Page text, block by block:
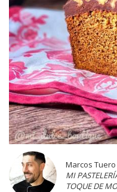
Marcos
MI
TOQUE DE